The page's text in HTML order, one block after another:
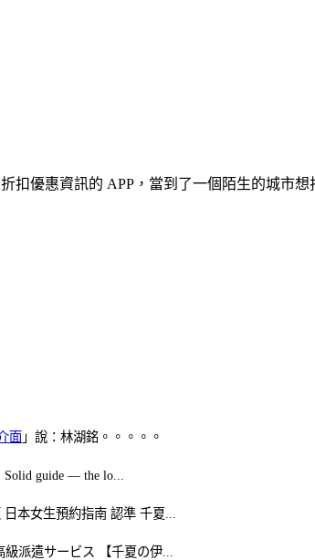
扣優惠資訊的 APP，當到了一個陌生的城市
面 」說：林湖銘。。。。。
Solid guide — the lo...
本女生預約指南 認準 千夏...
派遣サービス 【千夏の伊...